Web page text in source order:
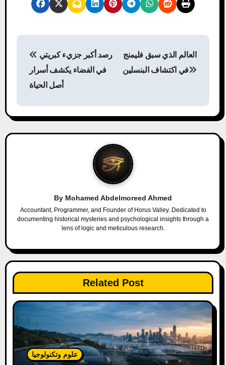
t
n
g
t
i
o
n
في الفضاء يكشف أسرار
أصل الحياة
العالم الذي سبق فليمنج
في اكتشاف البنسلين
By Mohamed Abdelmoreed Ahmed
Accountant, Programmer, and Founder of Horus Valley. Dedicated to
documenting historical mysteries and psychological insights through a
lens of logic and meticulous research.
Related Post
علوم وتكنولوجيا